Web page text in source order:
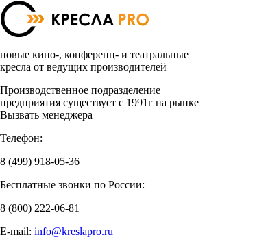
новые кино-, конференц- и театральные
кресла от ведущих производителей
Производственное подразделение
предприятия существует с 1991г на рынке
Вызвать менеджера
Телефон:
8 (499) 918-05-36
Бесплатные звонки по России:
8 (800) 222-06-81
E-mail: info@kreslapro.ru